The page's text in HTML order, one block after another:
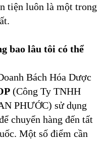
tiện luôn là một trong
bao lâu tôi có thể
Bách Hóa Dược
(Công Ty TNHH
PHƯỚC) sử dụng
chuyển hàng đến tất
Một số điểm cần